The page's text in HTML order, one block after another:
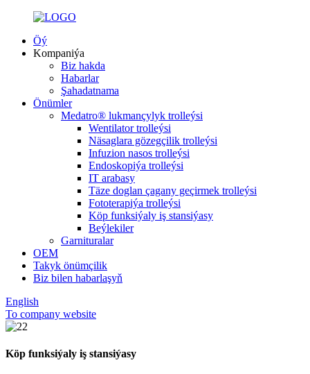
Öý
Kompaniýa
Biz hakda
Habarlar
Şahadatnama
Önümler
Medatro® lukmançylyk trolleýsi
Wentilator trolleýsi
Näsaglara gözegçilik trolleýsi
Infuzion nasos trolleýsi
Endoskopiýa trolleýsi
IT arabasy
Täze doglan çagany geçirmek trolleýsi
Fototerapiýa trolleýsi
Köp funksiýaly iş stansiýasy
Beýlekiler
Garnituralar
OEM
Takyk önümçilik
Biz bilen habarlaşyň
English
To company website
Köp funksiýaly iş stansiýasy